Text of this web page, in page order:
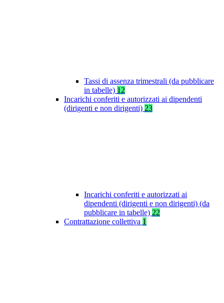
Tassi di assenza trimestrali (da pubblicare
in tabelle) 12
Incarichi conferiti e autorizzati ai dipendenti
(dirigenti e non dirigenti) 23
Incarichi conferiti e autorizzati ai
dipendenti (dirigenti e non dirigenti) (da
pubblicare in tabelle) 22
Contrattazione collettiva 1